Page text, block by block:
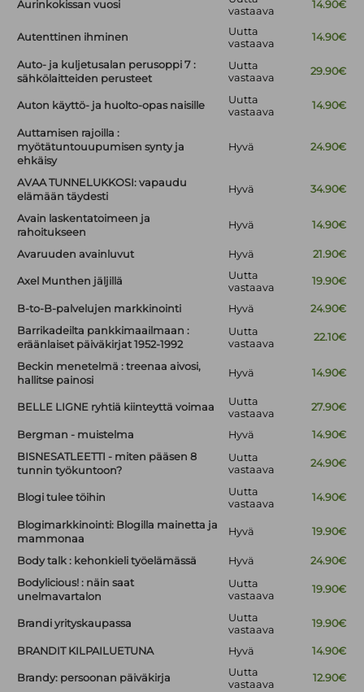
Aurinkokissan vuosi
vastaava
14.90€
Autenttinen ihminen
Uutta
vastaava
14.90€
Auto- ja kuljetusalan perusoppi 7 :
sähkölaitteiden perusteet
Uutta
vastaava
29.90€
Auton käyttö- ja huolto-opas naisille
Uutta
vastaava
14.90€
Auttamisen rajoilla :
myötätuntouupumisen synty ja
ehkäisy
Hyvä 24.90€
AVAA TUNNELUKKOSI: vapaudu
elämään täydesti
Hyvä 34.90€
Avain laskentatoimeen ja
rahoitukseen
Hyvä 14.90€
Avaruuden avainluvut Hyvä 21.90€
Axel Munthen jäljillä
Uutta
vastaava
19.90€
B-to-B-palvelujen markkinointi Hyvä
24.90€
Barrikadeilta pankkimaailmaan :
eräänlaiset päiväkirjat 1952-1992
Uutta
vastaava
22.10€
Beckin menetelmä : treenaa aivosi,
hallitse painosi
Hyvä 14.90€
BELLE LIGNE ryhtiä kiinteyttä voimaa
Uutta
vastaava
27.90€
Bergman - muistelma Hyvä
14.90€
BISNESATLEETTI - miten pääsen 8
tunnin työkuntoon?
Uutta
vastaava
24.90€
Blogi tulee töihin
Uutta
vastaava
14.90€
Blogimarkkinointi: Blogilla mainetta ja
mammonaa
Hyvä 19.90€
Body talk : kehonkieli työelämässä Hyvä
24.90€
Bodylicious! : näin saat
unelmavartalon
Uutta
vastaava
19.90€
Brandi yrityskaupassa
Uutta
vastaava
19.90€
BRANDIT KILPAILUETUNA Hyvä 14.90€
Brandy: persoonan päiväkirja
Uutta
vastaava
12.90€